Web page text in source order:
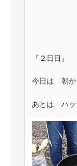
『２日目』
今日は 朝か
あとは ハッ